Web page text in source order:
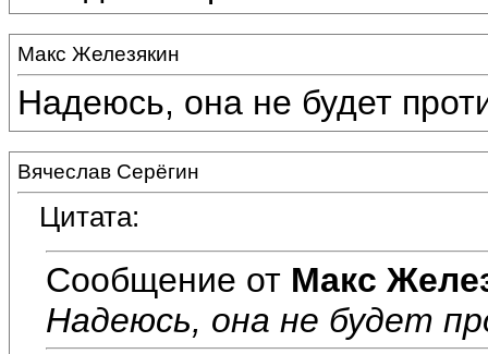
Макс Железякин
Надеюсь, она не будет
Вячеслав Серёгин
Цитата:
Сообщение от Макс
Надеюсь, она не будет